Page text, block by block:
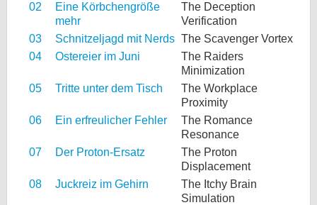
02
Eine Körbchengröße
mehr
The Deception
Verification
03
Schnitzeljagd mit Nerds The Scavenger Vortex
04
Ostereier im Juni
The Raiders
Minimization
05
Tritte unter dem Tisch
The Workplace
Proximity
06
Ein erfreulicher Fehler
The Romance
Resonance
07
Der Proton-Ersatz
The Proton
Displacement
08
Juckreiz im Gehirn
The Itchy Brain
Simulation